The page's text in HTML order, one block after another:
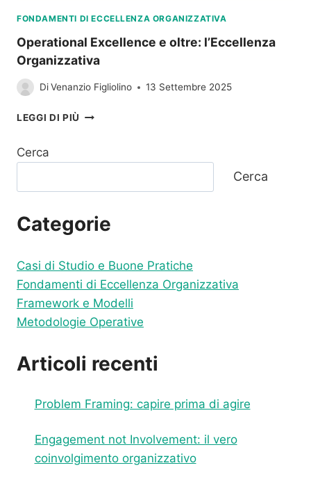
FONDAMENTI DI ECCELLENZA ORGANIZZATIVA
Operational Excellence e oltre: l’Eccellenza
Organizzativa
DiVenanzio Figliolino 13 Settembre 2025
LEGGI DI PIÙ OPERATIONAL
Cerca
Cerca
Categorie
Casi di Studio e Buone Pratiche
Fondamenti di Eccellenza Organizzativa
Framework e Modelli
Metodologie Operative
Articoli recenti
Problem Framing: capire prima di agire
Engagement not Involvement: il vero
coinvolgimento organizzativo